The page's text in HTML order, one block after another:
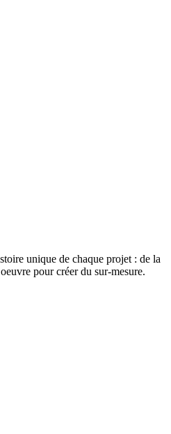
unique de chaque projet : de la
pour créer du sur-mesure.